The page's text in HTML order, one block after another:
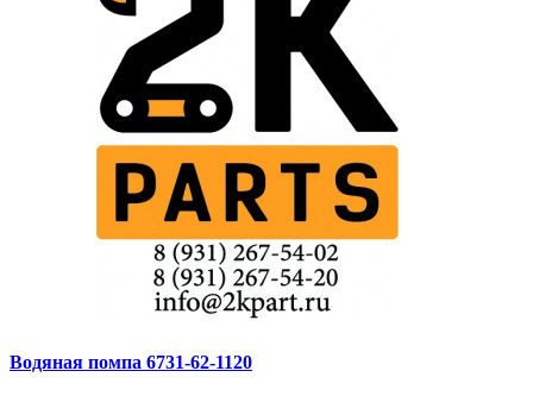
Водяная помпа 6731-62-1120